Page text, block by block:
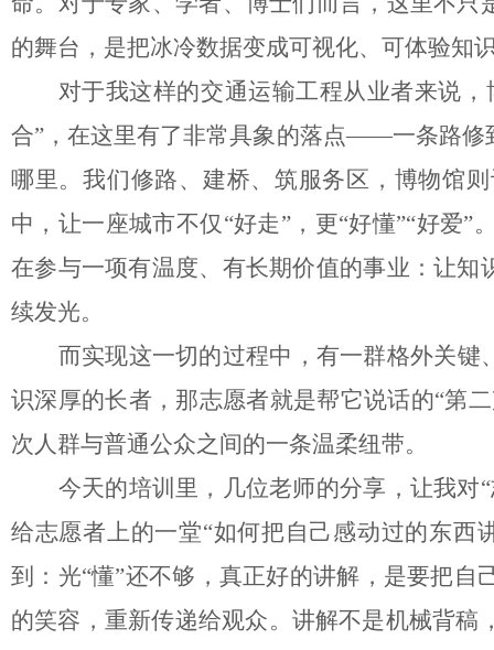
的舞台，是把冰冷数据变成可视化、可体验
对于我这样的交通运输工程从业者来说
合”，在这里有了非常具象的落点——一条路修
哪里。我们修路、建桥、筑服务区，博物馆
中，让一座城市不仅“好走”，更“好懂”“好爱
在参与一项有温度、有长期价值的事业：让知
续发光。
而实现这一切的过程中，有一群格外关键
识深厚的长者，那志愿者就是帮它说话的“第
次人群与普通公众之间的一条温柔纽带。
今天的培训里，几位老师的分享，让我对
给志愿者上的一堂“如何把自己感动过的东西
到：光“懂”还不够，真正好的讲解，是要把
的笑容，重新传递给观众。讲解不是机械背